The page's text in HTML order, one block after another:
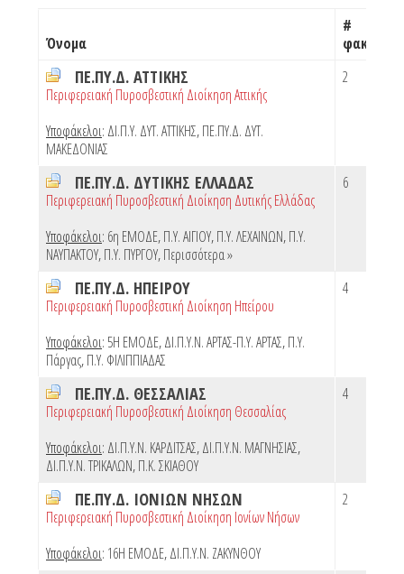
Όνομα
#
φακέλων
ΠΕ.ΠΥ.Δ. ΑΤΤΙΚΗΣ
Περιφερειακή Πυροσβεστική Διοίκηση Αττικής
Υποφάκελοι: ΔΙ.Π.Υ. ΔΥΤ. ΑΤΤΙΚΗΣ,ΠΕ.ΠΥ.Δ. ΔΥΤ.
ΜΑΚΕΔΟΝΙΑΣ
2
ΠΕ.ΠΥ.Δ. ΔΥΤΙΚΗΣ ΕΛΛΑΔΑΣ
Περιφερειακή Πυροσβεστική Διοίκηση Δυτικής Ελλάδας
Υποφάκελοι: 6η ΕΜΟΔΕ,Π.Υ. ΑΙΓΙΟΥ,Π.Υ. ΛΕΧΑΙΝΩΝ,Π.Υ.
ΝΑΥΠΑΚΤΟΥ,Π.Υ. ΠΥΡΓΟΥ,Περισσότερα »
6
ΠΕ.ΠΥ.Δ. ΗΠΕΙΡΟΥ
Περιφερειακή Πυροσβεστική Διοίκηση Ηπείρου
Υποφάκελοι: 5Η ΕΜΟΔΕ,ΔΙ.Π.Υ.Ν. ΑΡΤΑΣ-Π.Υ. ΑΡΤΑΣ,Π.Υ.
Πάργας,Π.Υ. ΦΙΛΙΠΠΙΑΔΑΣ
4
ΠΕ.ΠΥ.Δ. ΘΕΣΣΑΛΙΑΣ
Περιφερειακή Πυροσβεστική Διοίκηση Θεσσαλίας
Υποφάκελοι: ΔΙ.Π.Υ.Ν. ΚΑΡΔΙΤΣΑΣ,ΔΙ.Π.Υ.Ν. ΜΑΓΝΗΣΙΑΣ,
ΔΙ.Π.Υ.Ν. ΤΡΙΚΑΛΩΝ,Π.Κ. ΣΚΙΑΘΟΥ
4
ΠΕ.ΠΥ.Δ. ΙΟΝΙΩΝ ΝΗΣΩΝ
Περιφερειακή Πυροσβεστική Διοίκηση Ιονίων Νήσων
Υποφάκελοι: 16Η ΕΜΟΔΕ,ΔΙ.Π.Υ.Ν. ΖΑΚΥΝΘΟΥ
2